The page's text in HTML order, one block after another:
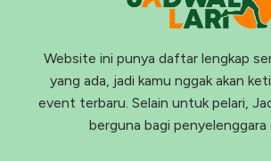
Website ini punya daftar lengkap
yang ada, jadi kamu nggak akan
event terbaru. Selain untuk pelari,
berguna bagi penyelenggara